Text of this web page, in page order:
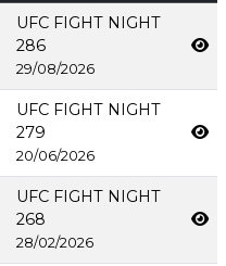
UFC FIGHT NIGHT
286
29/08/2026
UFC FIGHT NIGHT
279
20/06/2026
UFC FIGHT NIGHT
268
28/02/2026